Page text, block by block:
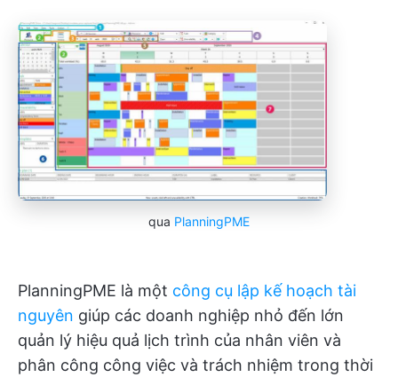
qua PlanningPME
PlanningPME là một công cụ lập kế hoạch tài
nguyên giúp các doanh nghiệp nhỏ đến lớn
quản lý hiệu quả lịch trình của nhân viên và
phân công công việc và trách nhiệm trong thời